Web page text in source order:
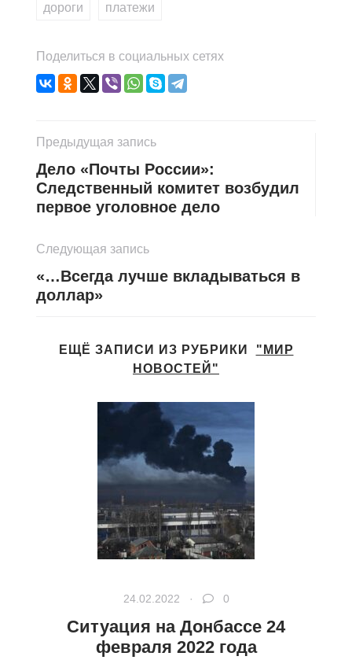
дороги платежи
Поделиться в социальных сетях
Предыдущая запись
Дело «Почты России»:
Следственный комитет возбудил
первое уголовное дело
Следующая запись
«…Всегда лучше вкладываться в
доллар»
ЕЩЁ ЗАПИСИ ИЗ РУБРИКИ "МИР
НОВОСТЕЙ"
24.02.2022 · 0
Ситуация на Донбассе 24
февраля 2022 года